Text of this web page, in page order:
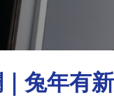
｜兔年有